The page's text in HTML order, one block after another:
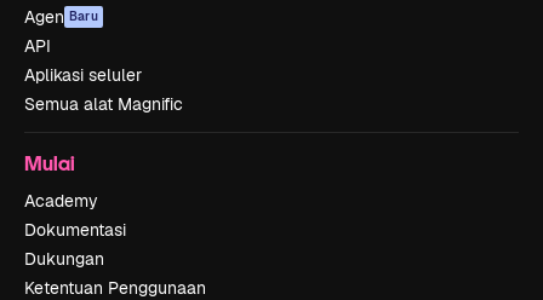
Agen Baru
API
Aplikasi seluler
Semua alat Magnific
Mulai
Academy
Dokumentasi
Dukungan
Ketentuan Penggunaan